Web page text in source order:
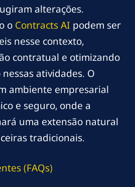
alterações.
o Contracts AI podem ser
nesse contexto,
contratual e otimizando
atividades. O
ambiente empresarial
e seguro, onde a
uma extensão natural
tradicionais.
(FAQs)